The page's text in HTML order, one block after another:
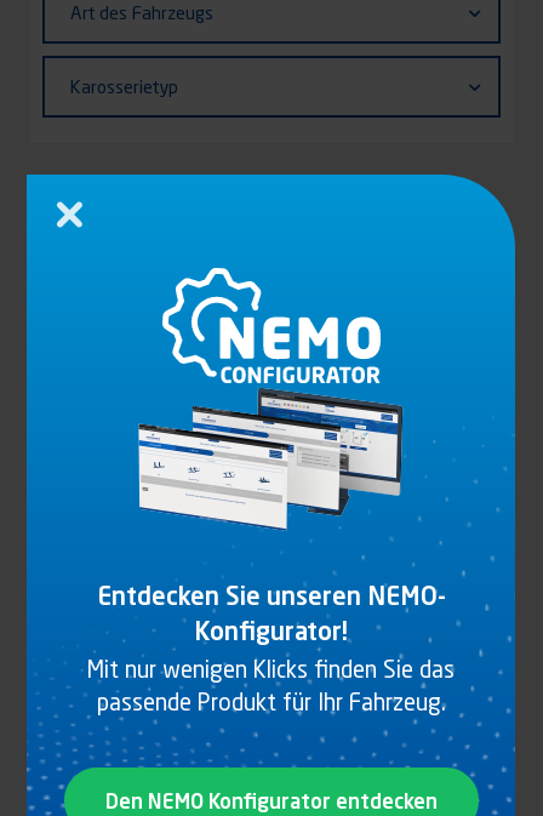
des
Fahrzeugs
Art des Fahrzeugs
Karosserietyp
Appliquer
KEDERSCHIENENPROFIL, ROHALUMINIUM
Produkt anzeigen
Entdecken Sie unseren NEMO-
Konfigurator!
Mit nur wenigen Klicks finden Sie das
passende Produkt für Ihr Fahrzeug.
Den NEMO Konfigurator entdecken